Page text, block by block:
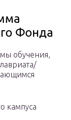
Фонда
обучения,
кампуса